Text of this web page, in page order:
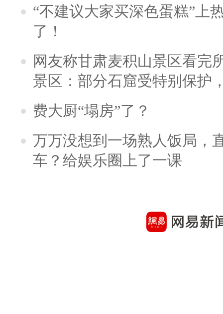
“不建议大家买深色蛋糕”上
了！
网友称甘肃麦积山景区看完
景区：部分石窟受特别保护
费大厨“塌房”了？
万万没想到一场熟人饭局，
车？给娱乐圈上了一课